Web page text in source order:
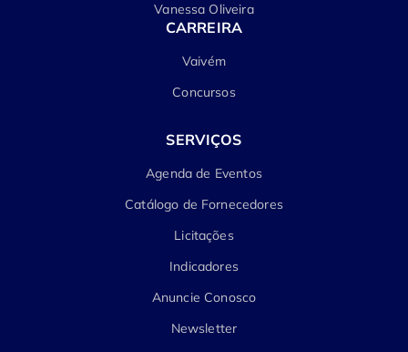
Vanessa Oliveira
CARREIRA
Vaivém
Concursos
SERVIÇOS
Agenda de Eventos
Catálogo de Fornecedores
Licitações
Indicadores
Anuncie Conosco
Newsletter